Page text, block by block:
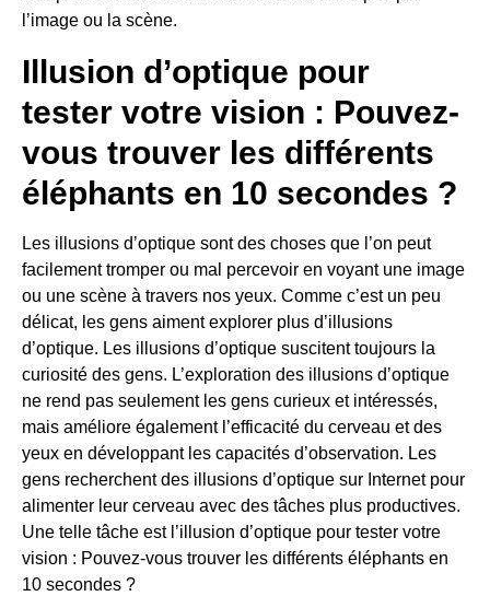
l’image ou la scène.
Illusion d’optique pour
tester votre vision : Pouvez-
vous trouver les différents
éléphants en 10 secondes ?
Les illusions d’optique sont des choses que l’on peut
facilement tromper ou mal percevoir en voyant une image
ou une scène à travers nos yeux. Comme c’est un peu
délicat, les gens aiment explorer plus d’illusions
d’optique. Les illusions d’optique suscitent toujours la
curiosité des gens. L’exploration des illusions d’optique
ne rend pas seulement les gens curieux et intéressés,
mais améliore également l’efficacité du cerveau et des
yeux en développant les capacités d’observation. Les
gens recherchent des illusions d’optique sur Internet pour
alimenter leur cerveau avec des tâches plus productives.
Une telle tâche est l’illusion d’optique pour tester votre
vision : Pouvez-vous trouver les différents éléphants en
10 secondes ?